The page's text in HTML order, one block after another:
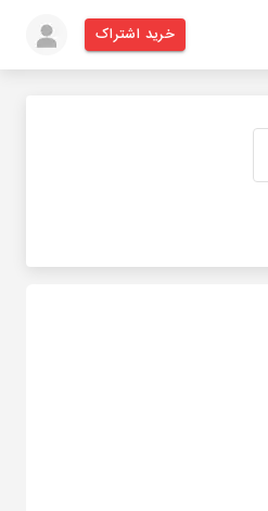
خرید اشتراک